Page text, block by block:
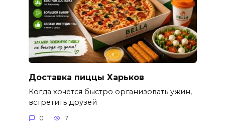
Доставка пиццы Харьков
Когда хочется быстро организовать ужин,
встретить друзей
0 7